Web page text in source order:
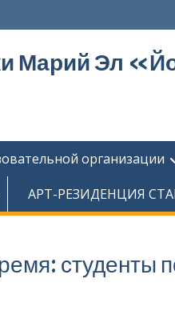
Марий Эл
организации
АРТ-РЕЗИДЕНЦИЯ
студенты